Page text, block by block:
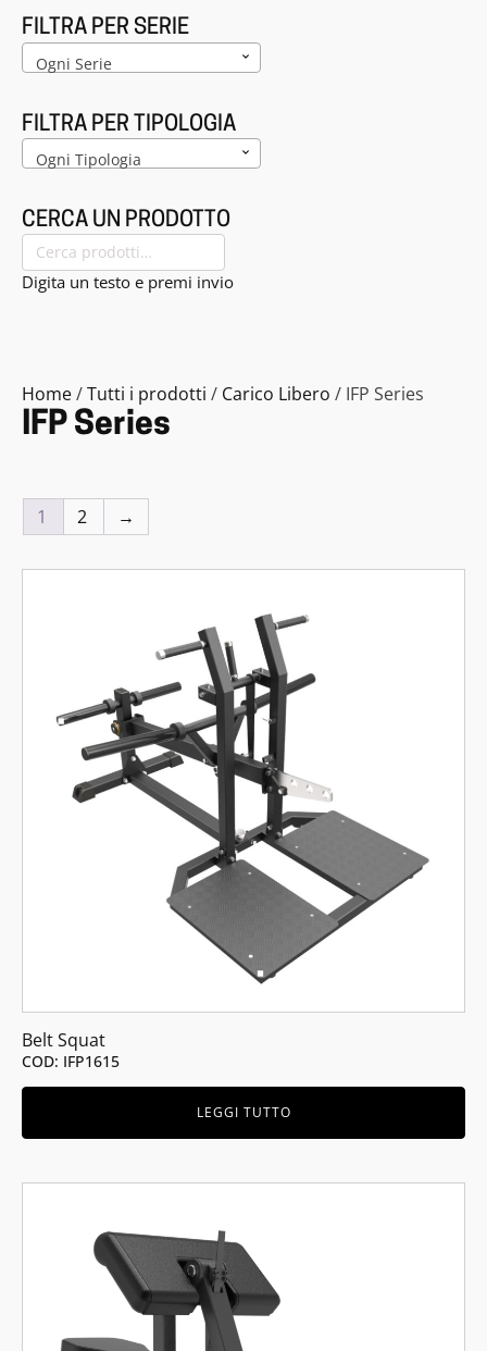
FILTRA PER SERIE
Ogni Serie
FILTRA PER TIPOLOGIA
Ogni Tipologia
CERCA UN PRODOTTO
Cerca:
Digita un testo e premi invio
Home/Tutti i prodotti / Carico Libero / IFP Series
IFP Series
1 2 →
Belt Squat
COD: IFP1615
LEGGI TUTTO